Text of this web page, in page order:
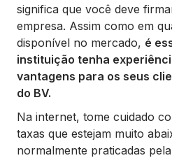
significa que você deve
empresa. Assim como em
disponível no mercado, é
instituição tenha
vantagens para os seus
do BV.
Na internet, tome cuidado
taxas que estejam muito
normalmente praticadas